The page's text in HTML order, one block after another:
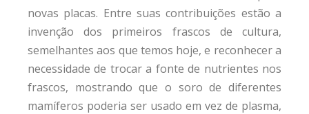
novas placas. Entre suas contribuições estão a
invenção dos primeiros frascos de cultura,
semelhantes aos que temos hoje, e reconhecer a
necessidade de trocar a fonte de nutrientes nos
frascos, mostrando que o soro de diferentes
mamíferos poderia ser usado em vez de plasma,